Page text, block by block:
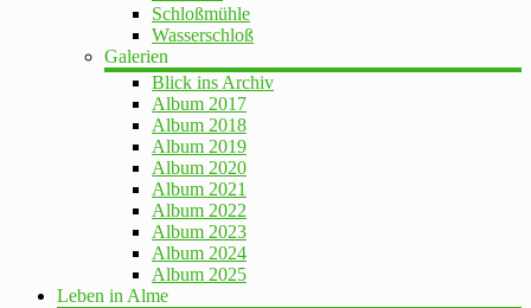
Schloßmühle
Wasserschloß
Galerien
Blick ins Archiv
Album 2017
Album 2018
Album 2019
Album 2020
Album 2021
Album 2022
Album 2023
Album 2024
Album 2025
Leben in Alme